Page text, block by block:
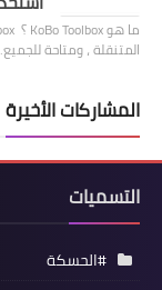
المتنقلة ، ومتاحة
المشاركات الأخيرة
التسميات
#الحسكة